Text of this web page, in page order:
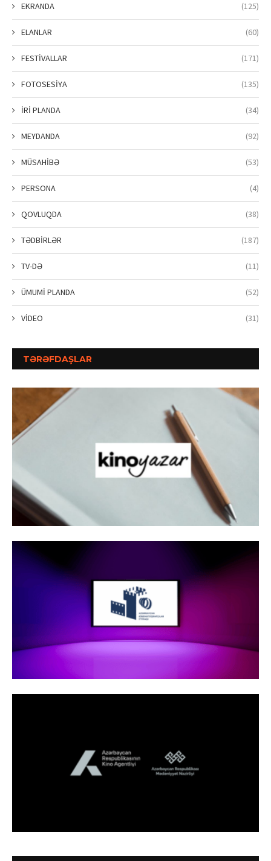
EKRANDA (125)
ELANLAR (60)
FESTİVALLAR (171)
FOTOSESİYA (135)
İRİ PLANDA (34)
MEYDANDA (92)
MÜSAHİBƏ (53)
PERSONA (4)
QOVLUQDA (38)
TƏDBİRLƏR (187)
TV-DƏ (11)
ÜMUMİ PLANDA (52)
VİDEO (31)
TƏRƏFDAŞLAR